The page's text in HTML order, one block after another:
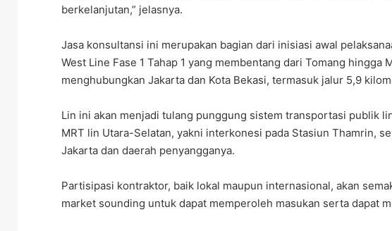
berkelanjutan,” jelasnya.
Jasa konsultansi ini merupakan bagian dari inisiasi awal
West Line Fase 1 Tahap 1 yang membentang dari Tomang
menghubungkan Jakarta dan Kota Bekasi, termasuk jalur 5,9
Lin ini akan menjadi tulang punggung sistem transportasi publik
MRT lin Utara-Selatan, yakni interkonesi pada Stasiun Thamrin,
Jakarta dan daerah penyangganya.
Partisipasi kontraktor, baik lokal maupun internasional, akan
market sounding untuk dapat memperoleh masukan serta dapat